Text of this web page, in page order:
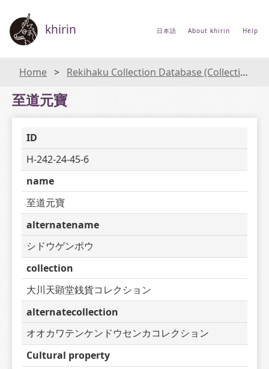
khirin 日本語 About khirin Help
Home Rekihaku Collection Database (Collections Database of the National Museum of Japanese History)
至道元寶
ID
H-242-24-45-6
name
至道元寶
alternatename
シドウゲンポウ
collection
大川天顕堂銭貨コレクション
alternatecollection
オオカワテンケンドウセンカコレクション
Cultural property